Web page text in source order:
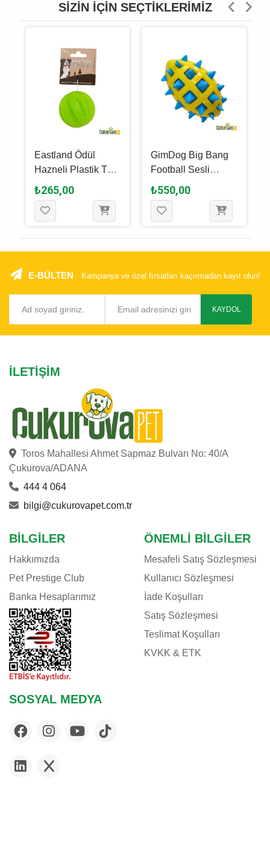
SIZIN İÇIN SEÇTIKLERIMIZ
Eastland Ödül
Hazneli Plastik Top
Köpek Oyuncağı 7
Cm
₺265,00
GimDog Big Bang
Football Sesli
Eğlence Topu
Köpek Oyuncağı
12.7 Cm
₺550,00
E-BÜLTEN Kampanya ve özel fırsatları kaçırmadan kayıt olun!
KAYDOL
İLETIŞIM
Toros Mahallesi Ahmet Sapmaz Bulvarı No: 40/A
Çukurova/ADANA
444 4 064
bilgi@cukurovapet.com.tr
BILGILER
Hakkımızda
Pet Prestige Club
Banka Hesaplarımız
ÖNEMLI BILGILER
Mesafeli Satış Sözleşmesi
Kullanıcı Sözleşmesi
İade Koşulları
Satış Sözleşmesi
Teslimat Koşulları
KVKK & ETK
SOSYAL MEDYA